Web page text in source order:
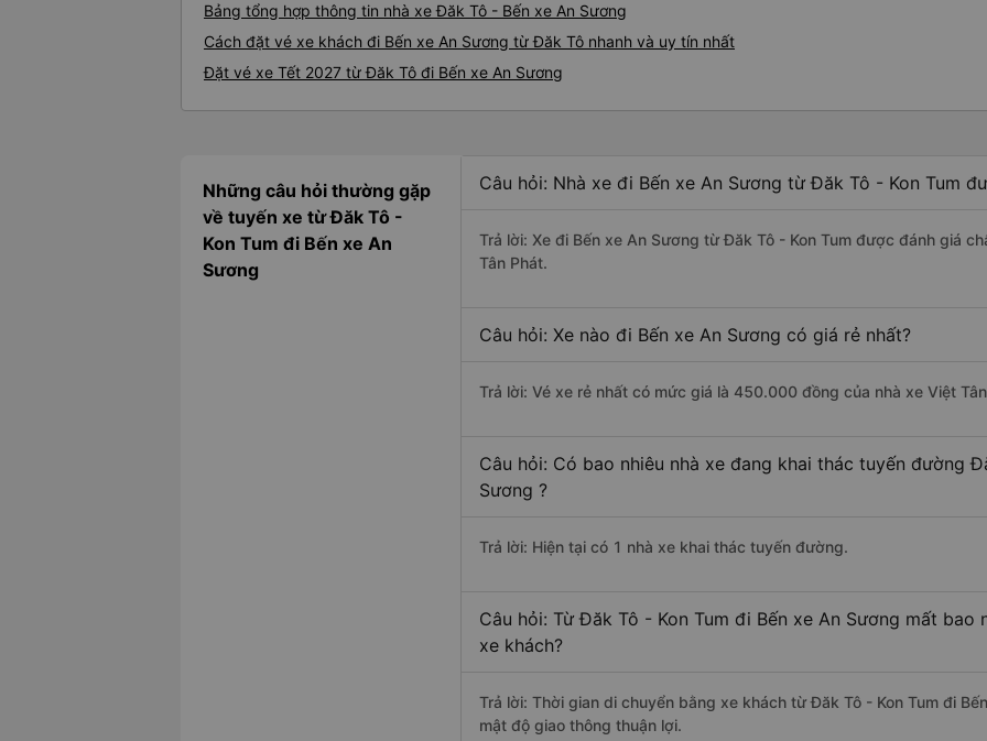
Bảng tổng hợp thông tin nhà xe Đăk Tô - Bến xe An Sương
Cách đặt vé xe khách đi Bến xe An Sương từ Đăk Tô nhanh và uy tín nhất
Đặt vé xe Tết 2027 từ Đăk Tô đi Bến xe An Sương
Những câu hỏi thường gặp
về tuyến xe từ Đăk Tô -
Kon Tum đi Bến xe An
Sương
Câu hỏi: Nhà xe đi Bến xe An Sương từ Đăk Tô - Kon Tum
Trả lời: Xe đi Bến xe An Sương từ Đăk Tô - Kon Tum được đánh giá
Tân Phát.
Câu hỏi: Xe nào đi Bến xe An Sương có giá rẻ nhất?
Trả lời: Vé xe rẻ nhất có mức giá là 450.000 đồng của nhà xe Việt
Câu hỏi: Có bao nhiêu nhà xe đang khai thác tuyến đường
Sương ?
Trả lời: Hiện tại có 1 nhà xe khai thác tuyến đường.
Câu hỏi: Từ Đăk Tô - Kon Tum đi Bến xe An Sương mất bao
xe khách?
Trả lời: Thời gian di chuyển bằng xe khách từ Đăk Tô - Kon Tum đi
mật độ giao thông thuận lợi.